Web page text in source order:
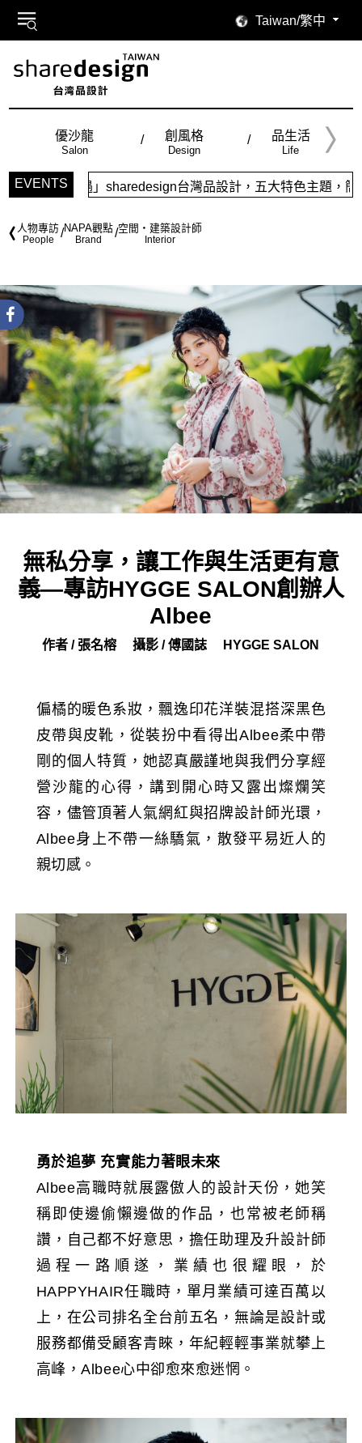
Taiwan/繁中
優沙龍
Salon
創風格
Design
品生活
Life
EVENTS
品設計，五大特色主題，簡潔視覺配色，帶給你最舒適的閱
人物專訪
People
NAPA觀點
Brand
空間・建築設計師
Interior
無私分享，讓工作與生活更有意
義—專訪HYGGE SALON創辦人
Albee
作者 / 張名榕 攝影 / 傅國誌 HYGGE SALON
偏橘的暖色系妝，飄逸印花洋裝混搭深黑色
皮帶與皮靴，從裝扮中看得出Albee柔中帶
剛的個人特質，她認真嚴謹地與我們分享經
營沙龍的心得，講到開心時又露出燦爛笑
容，儘管頂著人氣網紅與招牌設計師光環，
Albee身上不帶一絲驕氣，散發平易近人的
親切感。
勇於追夢 充實能力著眼未來
Albee高職時就展露傲人的設計天份，她笑
稱即使邊偷懶邊做的作品，也常被老師稱
讚，自己都不好意思，擔任助理及升設計師
過程一路順遂，業績也很耀眼，於
HAPPYHAIR任職時，單月業績可達百萬以
上，在公司排名全台前五名，無論是設計或
服務都備受顧客青睞，年紀輕輕事業就攀上
高峰，Albee心中卻愈來愈迷惘。